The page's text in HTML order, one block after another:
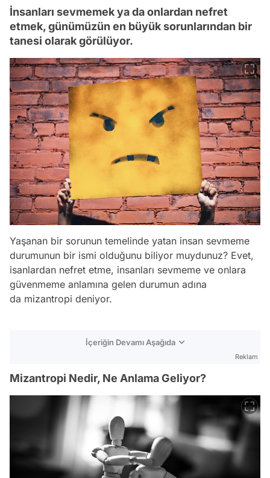
İnsanları sevmemek ya da onlardan nefret
etmek, günümüzün en büyük sorunlarından bir
tanesi olarak görülüyor.
Yaşanan bir sorunun temelinde yatan insan sevmeme
durumunun bir ismi olduğunu biliyor muydunuz? Evet,
isanlardan nefret etme, insanları sevmeme ve onlara
güvenmeme anlamına gelen durumun adına
da mizantropi deniyor.
İçeriğin Devamı Aşağıda
Reklam
Mizantropi Nedir, Ne Anlama Geliyor?